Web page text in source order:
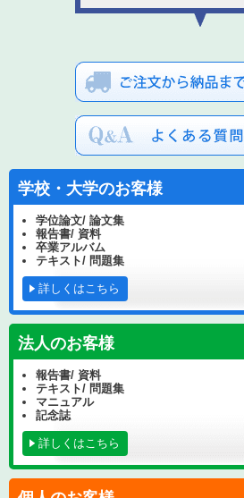
学校・大学のお客様
学位論文/ 論文集
報告書/ 資料
卒業アルバム
テキスト/ 問題集
詳しくはこちら
法人のお客様
報告書/ 資料
テキスト/ 問題集
マニュアル
記念誌
詳しくはこちら